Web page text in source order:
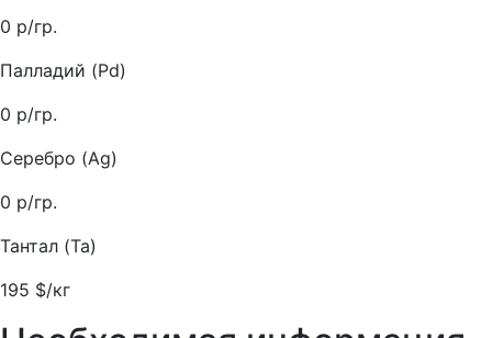
0 р/гр.
Палладий (Pd)
0 р/гр.
Серебро (Ag)
0 р/гр.
Тантал (Ta)
195 $/кг